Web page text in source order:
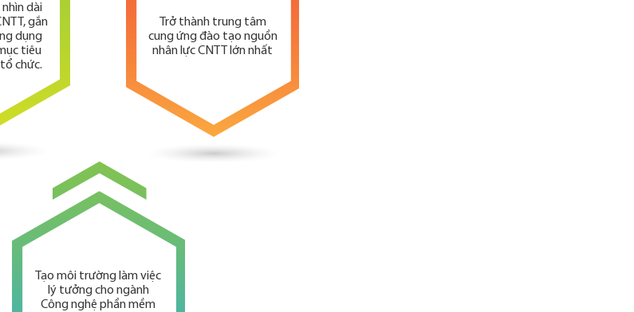
dài
gắn
dụng
tiêu
chức.
Trở thành trung tâm
cung ứng đào tạo nguồn
nhân lực CNTT lớn nhất
Tạo môi trường làm việc
lý tưởng cho ngành
Công nghệ phần mềm